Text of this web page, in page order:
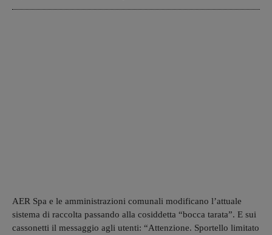
AER Spa e le amministrazioni comunali modificano l’attuale
sistema di raccolta passando alla cosiddetta “bocca tarata”. E sui
cassonetti il messaggio agli utenti: “Attenzione. Sportello limitato